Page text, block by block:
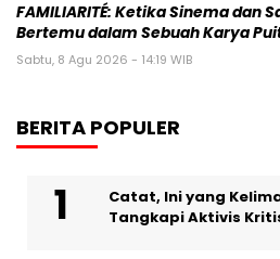
FAMILIARITÉ: Ketika Sinema dan
Bertemu dalam Sebuah Karya
Sabtu, 8 Agu 2026 - 14:19 WIB
BERITA POPULER
Catat, Ini yang
Tangkapi Aktivis